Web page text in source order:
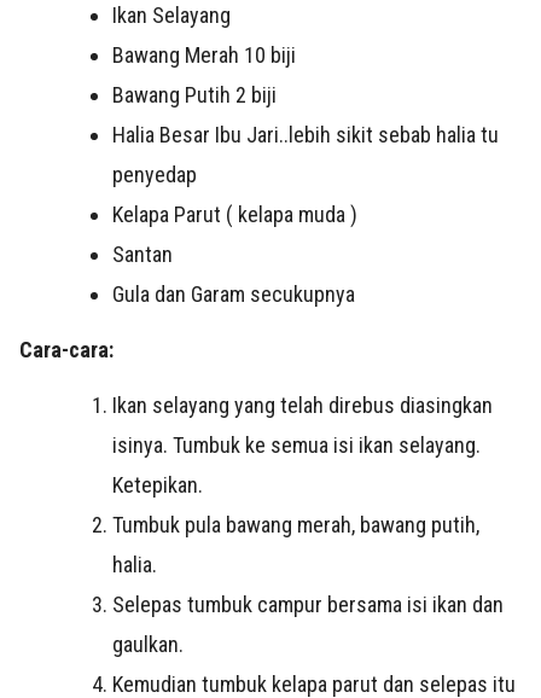
Ikan Selayang
Bawang Merah 10 biji
Bawang Putih 2 biji
Halia Besar Ibu Jari..lebih sikit sebab halia tu
penyedap
Kelapa Parut ( kelapa muda )
Santan
Gula dan Garam secukupnya
Cara-cara:
Ikan selayang yang telah direbus diasingkan
isinya. Tumbuk ke semua isi ikan selayang.
Ketepikan.
Tumbuk pula bawang merah, bawang putih,
halia.
Selepas tumbuk campur bersama isi ikan dan
gaulkan.
Kemudian tumbuk kelapa parut dan selepas itu